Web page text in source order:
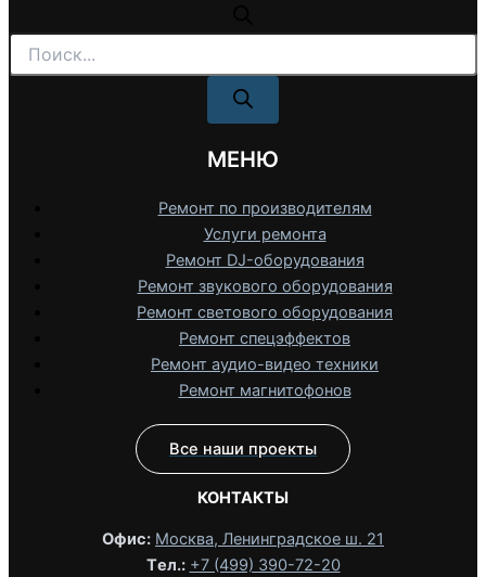
Поиск
товаров
МЕНЮ
Ремонт по производителям
Услуги ремонта
Ремонт DJ-оборудования
Ремонт звукового оборудования
Ремонт светового оборудования
Ремонт спецэффектов
Ремонт аудио-видео техники
Ремонт магнитофонов
Все наши проекты
КОНТАКТЫ
Офис: Москва, Ленинградское ш. 21
Tел.: +7 (499) 390-72-20